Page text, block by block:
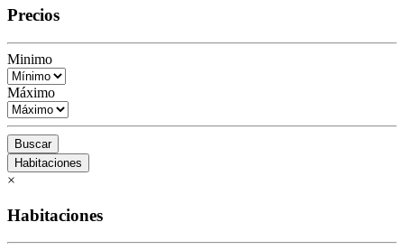
Precios
Minimo
Máximo
Buscar
Habitaciones
×
Habitaciones